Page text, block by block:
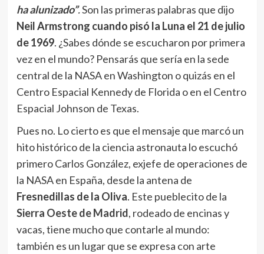
ha alunizado”.Son las primeras palabras que dijo
Neil Armstrong cuando pisó la Luna el 21 de julio
de 1969. ¿Sabes dónde se escucharon por primera
vez en el mundo? Pensarás que sería en la sede
central de la NASA en Washington o quizás en el
Centro Espacial Kennedy de Florida o en el Centro
Espacial Johnson de Texas.
Pues no. Lo cierto es que el mensaje que marcó un
hito histórico de la ciencia astronauta lo escuchó
primero Carlos González, exjefe de operaciones de
la NASA en España, desde la antena de
Fresnedillas de la Oliva. Este pueblecito de la
Sierra Oeste de Madrid, rodeado de encinas y
vacas, tiene mucho que contarle al mundo:
también es un lugar que se expresa con arte